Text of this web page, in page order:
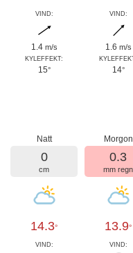
VIND:
1.4 m/s
KYLEFFEKT:
15°
VIND:
1.6 m/s
14°
Natt
0
cm
14.3°
VIND:
Morgon
0.3
mm regn
13.9°
VIND: